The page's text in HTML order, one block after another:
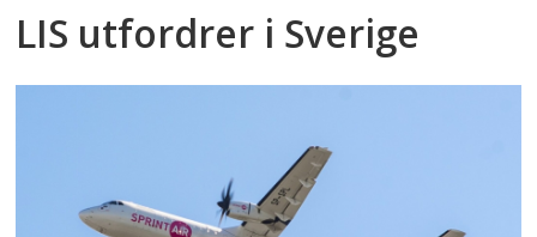
LIS utfordrer i Sverige